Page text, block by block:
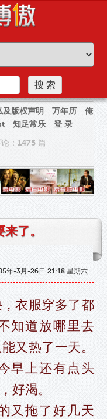
及版权声明 万年历
俺
知足常乐
登 录
：1475 篇
了。
年-3月-26日 21:18 星期六
衣服穿多了都
知道放哪里去
又热了一天。
早上还有点头
好渴。
拖了好几天